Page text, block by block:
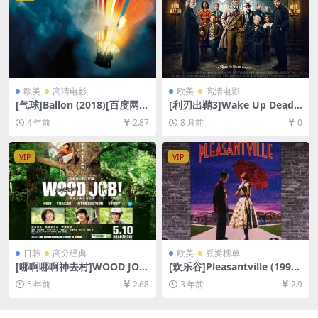
欧美 高清电影
[气球]Ballon (2018)[百度网盘
+迅雷云盘资源1080P超清未
删减][MP4/8GB][中文字幕]
4 年前 2.87
欧美 高清电影
[利刃出鞘3]Wake Up Dead
Man: A Knives Out Mystery‎
(2025)[百度网盘+夸克网盘10
在线播放/下载][MP4/8GB/13
GB][中文字幕]
8 月前 0
VIP
日韩 高分经典
[哪啊哪啊神去村]WOOD JO
B！神去なあなあ日常 (2014)
[百度网盘+夸克网盘+迅雷云
5 年前 2.68
VIP
欧美 豆瓣榜单
[欢乐谷]Pleasantville (1998)
[百度网盘+夸克网盘1080P超
清未删减资源][网盘在线播放/
3 年前 2.9